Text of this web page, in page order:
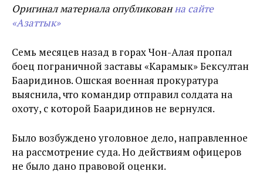
Оригинал материала опубликованна сайте
«Азаттык»
Семь месяцев назад в горах Чон-Алая пропал
боец пограничной заставы «Карамык» Бексултан
Бааридинов. Ошская военная прокуратура
выяснила, что командир отправил солдата на
охоту, с которой Бааридинов не вернулся.
Было возбуждено уголовное дело, направленное
на рассмотрение суда. Но действиям офицеров
не было дано правовой оценки.